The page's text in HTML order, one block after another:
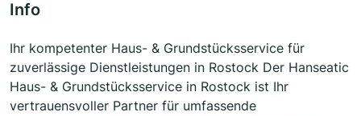
Info
Ihr kompetenter Haus- & Grundstücksservice für
zuverlässige Dienstleistungen in Rostock Der Hanseatic
Haus- & Grundstücksservice in Rostock ist Ihr
vertrauensvoller Partner für umfassende